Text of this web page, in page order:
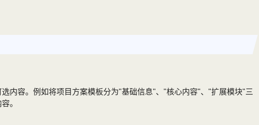
内容。例如将项目方案模板分为"基础信息"、"核心内容"、"扩展模块"三
。